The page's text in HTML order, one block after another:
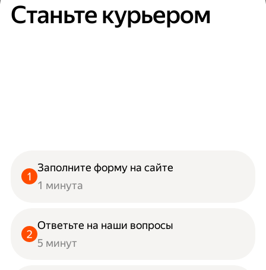
Станьте курьером
Заполните форму на сайте
1 минута
Ответьте на наши вопросы
5 минут